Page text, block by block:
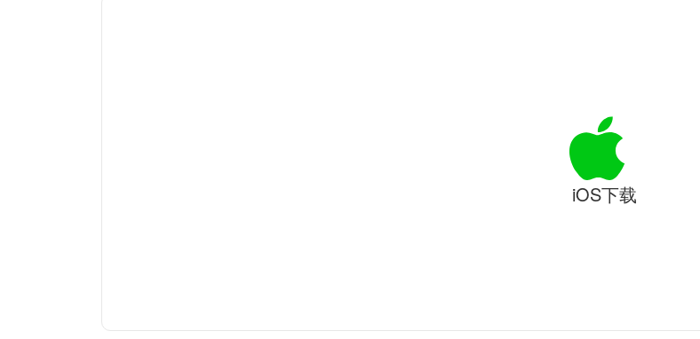
iOS下载